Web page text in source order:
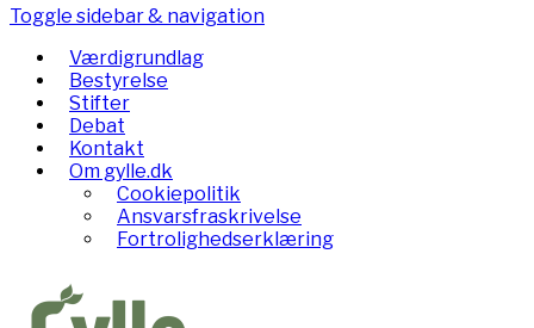
Toggle sidebar & navigation
Værdigrundlag
Bestyrelse
Stifter
Debat
Kontakt
Om gylle.dk
Cookiepolitik
Ansvarsfraskrivelse
Fortrolighedserklæring